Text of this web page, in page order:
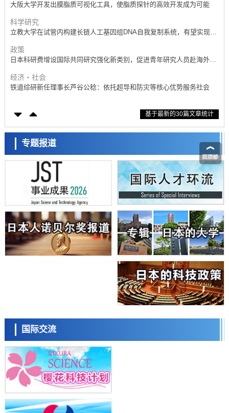
大阪大学开发出膜脂质可视化工具，使脂质探针的高效开发成为可能
科学研究
立教大学在试管内构建长链人工基因组DNA自我复制系统，有望实现携
政策
日本科研费增设国际共同研究强化新类别，促进青年研究人员赴海外开
经济・社会
铁道综研新任理事长芦谷公稔：依托超导和防灾等核心优势服务社会
东京大学通过叶绿体基因组编辑技术强化碳固定酶，成功提高光合作用
科学研究
藤田医科大学等成功鉴定出非结核分枝杆菌生存的必需基因，首次揭示
该基因的必要性因菌株而异
经济・社会
【AI法下篇】如何应对AI的不可控性——中央大学平野晋教授专访
科学研究
日本学术会议：为保持土壤健康应采取哪些措施？探讨土壤保护与强化
的具体对策
科学研究
大阪大学开发基于水氢键网络的温度预测新方法，AI从分子排列信息中
高精度解读
经济・社会
【AI法上篇】如何对“将人生交给AI”保持危机感——中央大学平野晋教
庆应义塾大学阐明脑内“游击手”小胶质细胞包裹保护受损神经细胞的机
制，有望用于开发阿尔茨海默病等疾病疗法
劣化抑制机制，为提升轮胎安全性与耐久性的材料设计开辟道路
科学研究
近畿大学等发现植物染料“日本茜”的红色成分可抑制老化与炎症，有望
成为新型功能性材料
科学研究
群马大学开发针对难治性癫痫的新型基因疗法，利用超小型GAD67启动
子抑制发作
科学研究
九州大学揭示夜间眼压升高机制：两种激素波动叠加所致
科学研究
基于最新的30篇文章统计
专题报道
国际交流
流员
小岩井忠道